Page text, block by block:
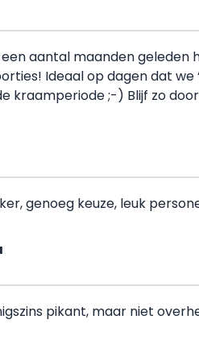
een aantal maanden
Ideaal op dagen dat
kraamperiode ;-) Blijf zo
genoeg keuze, leuk
pikant, maar niet